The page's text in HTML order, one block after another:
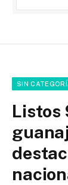
SIN
Listos